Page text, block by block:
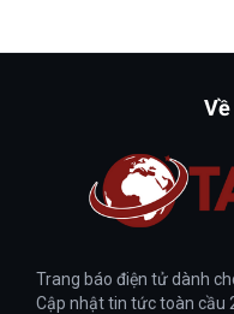
Trang báo điện tử dành
Cập nhật tin tức toàn cầu